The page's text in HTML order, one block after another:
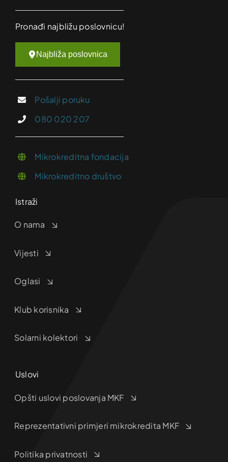
Pronađi najbližu poslovnicu!
Najbliža poslovnica
Pošalji poruku
080 020 207
Mikrokreditna fondacija
Mikrokreditno društvo
Istraži
O nama
Vijesti
Oglasi
Klub korisnika
Solarni kolektori
Uslovi
Opšti uslovi poslovanja MKF
Reprezentativni primjeri mikrokredita MKF
Politika privatnosti